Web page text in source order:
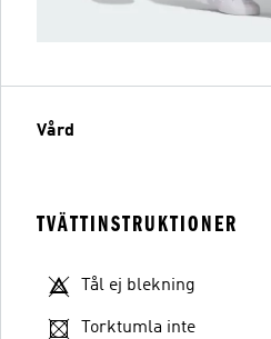
Vård
TVÄTTINSTRUKTIONER
Tål ej blekning
Torktumla inte